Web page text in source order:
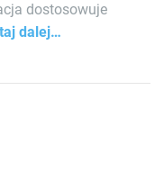
dostosowuje
dalej…